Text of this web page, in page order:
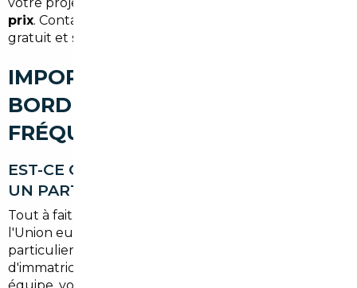
prix. Contactez-nous pour un premier échange
gratuit et sans engagement.
IMPORT DE VOITURE À
BORDEAUX : VOS QUESTIONS
FRÉQUENTES
EST-CE QUE L'IMPORT EST LÉGAL POUR
UN PARTICULIER À BORDEAUX ?
Tout à fait. L'achat d'un véhicule dans un pays de
l'Union européenne est parfaitement légal pour un
particulier français. Les démarches d'homologation et
d'immatriculation en France sont réalisées par notre